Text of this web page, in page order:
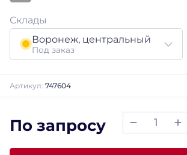
Склады
Воронеж, центральный
Под заказ
Артикул: 747604
По запросу